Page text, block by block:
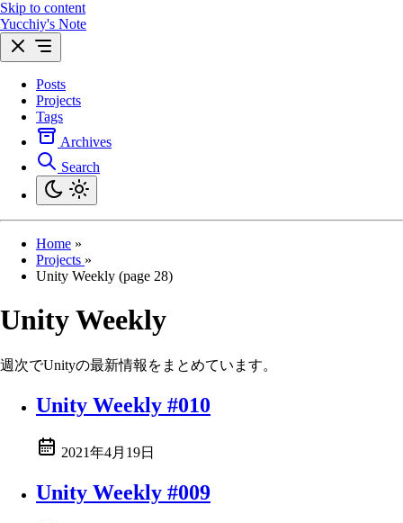
Skip to content
Yucchiy's Note
Posts
Projects
Tags
Archives
Search
Home »
Projects »
Unity Weekly (page 28)
Unity Weekly
週次でUnityの最新情報をまとめています。
Unity Weekly #010
2021年4月19日
Unity Weekly #009